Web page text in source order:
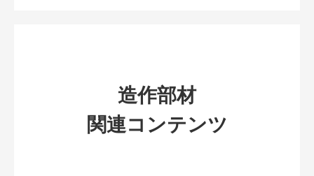
造作部材
関連コンテンツ